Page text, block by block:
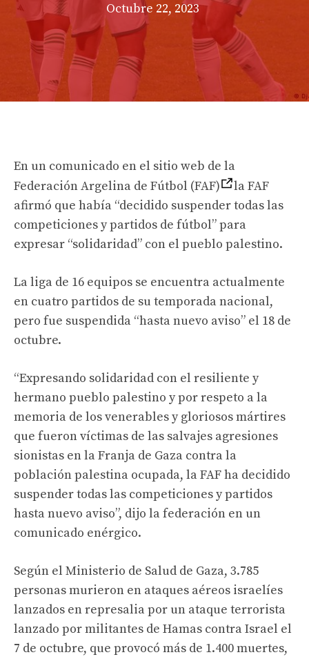
Octubre 22, 2023
En un comunicado en el sitio web de la
Federación Argelina de Fútbol (FAF)
la FAF
afirmó que había “decidido suspender todas las
competiciones y partidos de fútbol” para
expresar “solidaridad” con el pueblo palestino.
La liga de 16 equipos se encuentra actualmente
en cuatro partidos de su temporada nacional,
pero fue suspendida “hasta nuevo aviso” el 18 de
octubre.
“Expresando solidaridad con el resiliente y
hermano pueblo palestino y por respeto a la
memoria de los venerables y gloriosos mártires
que fueron víctimas de las salvajes agresiones
sionistas en la Franja de Gaza contra la
población palestina ocupada, la FAF ha decidido
suspender todas las competiciones y partidos
hasta nuevo aviso”, dijo la federación en un
comunicado enérgico.
Según el Ministerio de Salud de Gaza, 3.785
personas murieron en ataques aéreos israelíes
lanzados en represalia por un ataque terrorista
lanzado por militantes de Hamas contra Israel el
7 de octubre, que provocó más de 1.400 muertes,